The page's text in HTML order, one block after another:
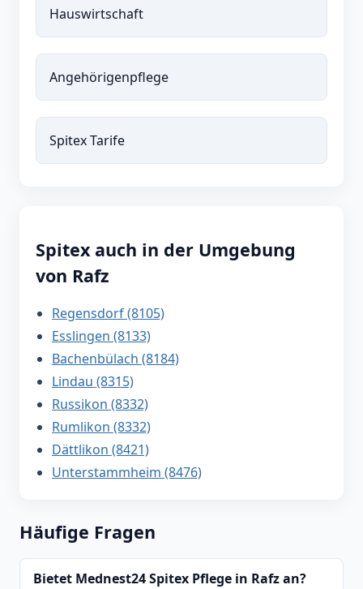
Hauswirtschaft
Angehörigenpflege
Spitex Tarife
Spitex auch in der Umgebung
von Rafz
Regensdorf (8105)
Esslingen (8133)
Bachenbülach (8184)
Lindau (8315)
Russikon (8332)
Rumlikon (8332)
Dättlikon (8421)
Unterstammheim (8476)
Häufige Fragen
Bietet Mednest24 Spitex Pflege in Rafz an?